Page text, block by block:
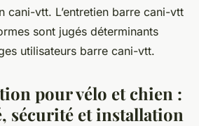
cani-vtt. L’entretien barre cani-vtt
sont jugés déterminants
utilisateurs barre cani-vtt.
pour vélo et chien :
sécurité et installation